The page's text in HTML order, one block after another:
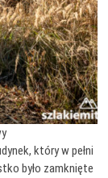
który w pełni
było zamknięte